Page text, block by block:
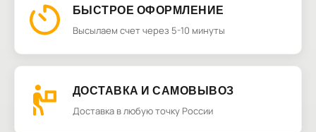
БЫСТРОЕ ОФОРМЛЕНИЕ
Высылаем счет через 5-10 минуты
ДОСТАВКА И САМОВЫВОЗ
Доставка в любую точку России